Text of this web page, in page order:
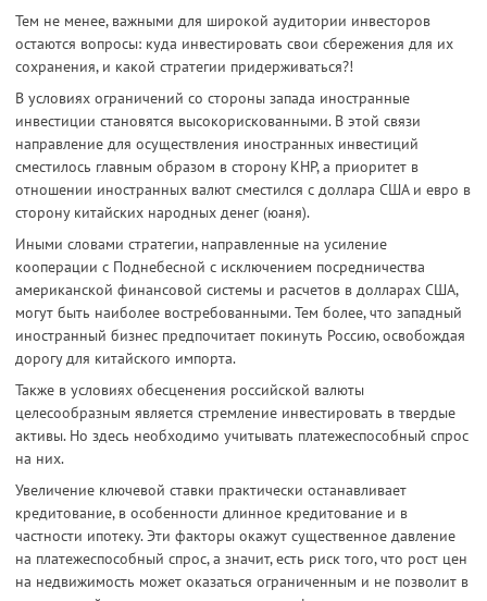
Тем не менее, важными для широкой аудитории инвесторов
остаются вопросы: куда инвестировать свои сбережения для их
сохранения, и какой стратегии придерживаться?!
В условиях ограничений со стороны запада иностранные
инвестиции становятся высокорискованными. В этой связи
направление для осуществления иностранных инвестиций
сместилось главным образом в сторону КНР, а приоритет в
отношении иностранных валют сместился с доллара США и евро в
сторону китайских народных денег (юаня).
Иными словами стратегии, направленные на усиление
кооперации с Поднебесной с исключением посредничества
американской финансовой системы и расчетов в долларах США,
могут быть наиболее востребованными. Тем более, что западный
иностранный бизнес предпочитает покинуть Россию, освобождая
дорогу для китайского импорта.
Также в условиях обесценения российской валюты
целесообразным является стремление инвестировать в твердые
активы. Но здесь необходимо учитывать платежеспособный спрос
на них.
Увеличение ключевой ставки практически останавливает
кредитование, в особенности длинное кредитование и в
частности ипотеку. Эти факторы окажут существенное давление
на платежеспособный спрос, а значит, есть риск того, что рост цен
на недвижимость может оказаться ограниченным и не позволит в